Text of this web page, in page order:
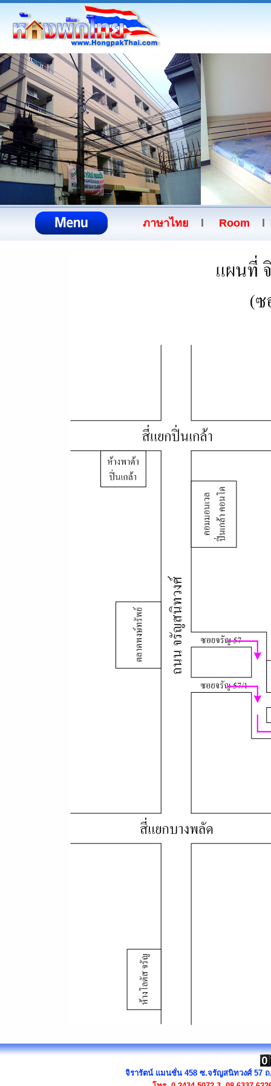
ภาษาไทย Room
จิรารัตน์ แมนชั่น 458 ซ.จรัญสนิทวงศ์ 57 ถ